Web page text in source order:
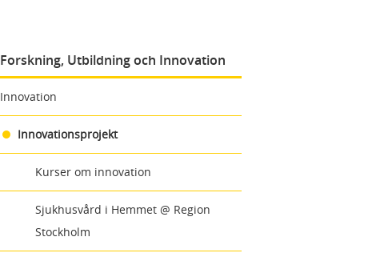
Forskning, Utbildning och Innovation
Innovation
Innovationsprojekt
Kurser om innovation
Sjukhusvård i Hemmet @ Region
Stockholm